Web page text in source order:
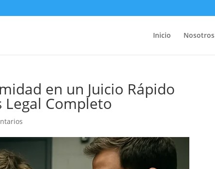
Inicio Nosotros
en un Juicio Rápido
Legal Completo